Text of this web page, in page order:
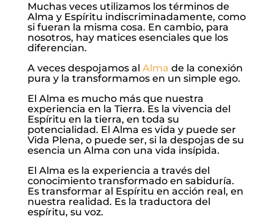
Muchas veces utilizamos los términos de
Alma y Espíritu indiscriminadamente, como
si fueran la misma cosa. En cambio, para
nosotros, hay matices esenciales que los
diferencian.
A veces despojamos al Alma de la conexión
pura y la transformamos en un simple ego.
El Alma es mucho más que nuestra
experiencia en la Tierra. Es la vivencia del
Espíritu en la tierra, en toda su
potencialidad. El Alma es vida y puede ser
Vida Plena, o puede ser, si la despojas de su
esencia un Alma con una vida insípida.
El Alma es la experiencia a través del
conocimiento transformado en sabiduría.
Es transformar al Espíritu en acción real, en
nuestra realidad. Es la traductora del
espíritu, su voz.